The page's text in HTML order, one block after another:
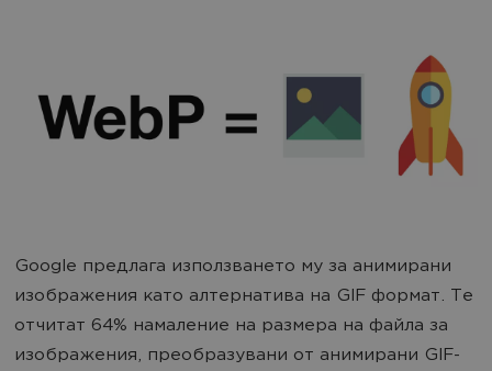
Google предлага използването му за анимирани
изображения като алтернатива на GIF формат. Те
отчитат 64% намаление на размера на файла за
изображения, преобразувани от анимирани GIF-